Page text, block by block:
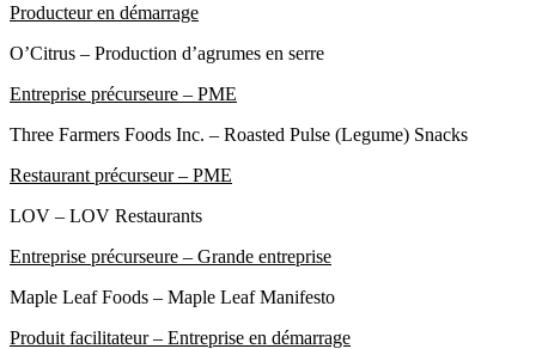
Producteur en démarrage
O’Citrus – Production d’agrumes en serre
Entreprise précurseure – PME
Three Farmers Foods Inc. – Roasted Pulse (Legume) Snacks
Restaurant précurseur – PME
LOV – LOV Restaurants
Entreprise précurseure – Grande entreprise
Maple Leaf Foods – Maple Leaf Manifesto
Produit facilitateur – Entreprise en démarrage